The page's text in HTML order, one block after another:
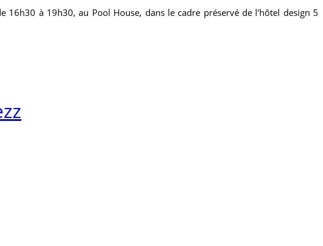
16h30 à 19h30, au Pool House, dans le cadre préservé de l'hôtel design 5